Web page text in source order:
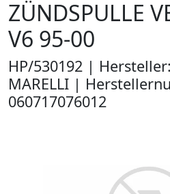
ZÜNDSPULLE
V6 95-00
HP/530192 |
MARELLI |
060717076012